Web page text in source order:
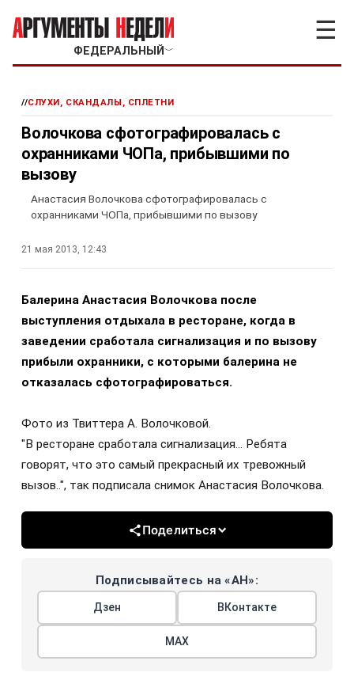
ФЕДЕРАЛЬНЫЙ ﹀
☰
//СЛУХИ, СКАНДАЛЫ, СПЛЕТНИ
Волочкова сфотографировалась с
охранниками ЧОПа, прибывшими по
вызову
Анастасия Волочкова сфотографировалась с
охранниками ЧОПа, прибывшими по вызову
21 мая 2013, 12:43
Балерина Анастасия Волочкова после
выступления отдыхала в ресторане, когда в
заведении сработала сигнализация и по вызову
прибыли охранники, с которыми балерина не
отказалась сфотографироваться.
Фото из Твиттера А. Волочковой.
"В ресторане сработала сигнализация… Ребята
говорят, что это самый прекрасный их тревожный
вызов..", так подписала снимок Анастасия Волочкова.
Поделиться
Подписывайтесь на «АН»:
Дзен ВКонтакте
МАХ